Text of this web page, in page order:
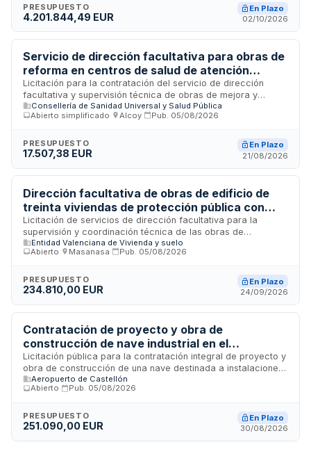
obra en control cualitativo, seguimiento económico y
verificación del cumplimiento de condiciones de calidad,
ambientales y de seguridad establecidas en la normativa
vigente, planes de gestión aprobados y documentación
técnica del proyecto.
PRESUPUESTO
4.201.844,49 EUR
En Plazo
02/10/2026
Servicio de dirección facultativa para obras de
reforma en centros de salud de atención
primaria del Departamento de Salud de Alcoy
Licitación para la contratación del servicio de dirección
facultativa y supervisión técnica de obras de mejora y
reforma en diversos centros sanitarios de atención primaria
gestionados por el Departamento de Salud de Alcoy. El
ejecución de las obras, garantizando el cumplimiento de
normativa técnica, presupuestos y plazos. Esta prestación es
viabilidad técnica y la seguridad en las instalaciones
sanitarias de la provincia de Alicante.
Consellería de Sanidad Universal y Salud Pública
Abierto simplificado
Alcoy Pub. 05/08/2026
PRESUPUESTO
17.507,38 EUR
En Plazo
21/08/2026
Dirección facultativa de obras de edificio de
treinta viviendas de protección pública con
sistemas industrializados en Utiel
Licitación de servicios de dirección facultativa para la
supervisión y coordinación técnica de las obras de
construcción de un edificio residencial de treinta viviendas
de protección pública ejecutadas mediante procesos y
urbanización vinculada. El contrato es convocado por la
Entidad Valenciana de Vivienda y Suelo a través de su
supervisión de calidad, coordinación de seguridad y salud, y
gestión de la obra durante su ejecución en la Avenida Moya
de Utiel, Valencia.
Entidad Valenciana de Vivienda y suelo
Abierto
Masanasa Pub. 05/08/2026
PRESUPUESTO
234.810,00 EUR
En Plazo
24/09/2026
Contratación de proyecto y obra de
construcción de nave industrial en el
Aeropuerto de Castellón
Licitación pública para la contratación integral de proyecto y
obra de construcción de una nave destinada a instalaciones
para desarrollo de actividad industrial en el Aeropuerto de
Castellón. El contrato incluye las fases de proyecto
trabajos, abarcando movimiento de tierras, cimentación,
estructura, cubiertas, cerramientos e instalaciones. Se rige
Aeropuerto de Castellón
Abierto
Pub. 05/08/2026
PRESUPUESTO
251.090,00 EUR
En Plazo
30/08/2026